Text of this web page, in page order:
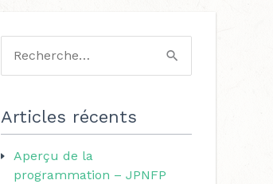
c
h
e
Articles récents
Aperçu de la
programmation – JPNFP
t
g
o